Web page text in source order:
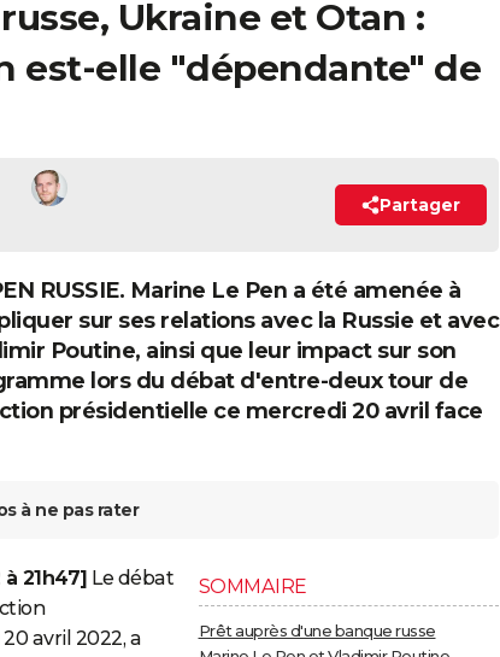
Ukraine et Otan :
est-elle "dépendante" de
Partager
RUSSIE. Marine Le Pen a été amenée à
sur ses relations avec la Russie et avec
Poutine, ainsi que leur impact sur son
lors du débat d'entre-deux tour de
présidentielle ce mercredi 20 avril face
à ne pas rater
SOMMAIRE
Prêt auprès d'une banque russe
21h47] Le débat
avril 2022, a